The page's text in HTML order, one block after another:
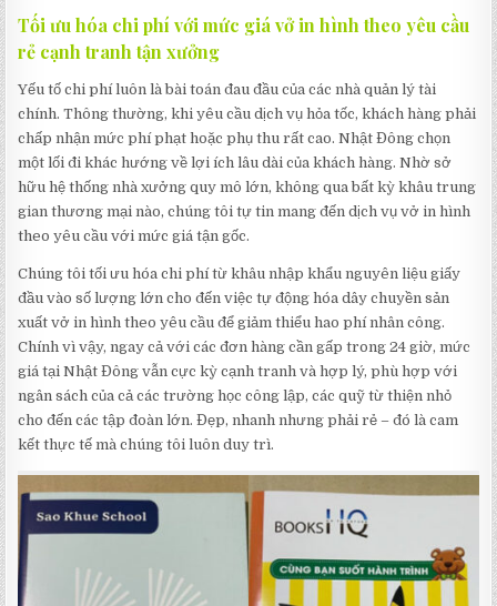
Tối ưu hóa chi phí với mức giá vở in hình theo yêu cầu
rẻ cạnh tranh tận xưởng
Yếu tố chi phí luôn là bài toán đau đầu của các nhà quản lý tài
chính. Thông thường, khi yêu cầu dịch vụ hỏa tốc, khách hàng phải
chấp nhận mức phí phạt hoặc phụ thu rất cao. Nhật Đông chọn
một lối đi khác hướng về lợi ích lâu dài của khách hàng. Nhờ sở
hữu hệ thống nhà xưởng quy mô lớn, không qua bất kỳ khâu trung
gian thương mại nào, chúng tôi tự tin mang đến dịch vụ vở in hình
theo yêu cầu với mức giá tận gốc.
Chúng tôi tối ưu hóa chi phí từ khâu nhập khẩu nguyên liệu giấy
đầu vào số lượng lớn cho đến việc tự động hóa dây chuyền sản
xuất vở in hình theo yêu cầu để giảm thiểu hao phí nhân công.
Chính vì vậy, ngay cả với các đơn hàng cần gấp trong 24 giờ, mức
giá tại Nhật Đông vẫn cực kỳ cạnh tranh và hợp lý, phù hợp với
ngân sách của cả các trường học công lập, các quỹ từ thiện nhỏ
cho đến các tập đoàn lớn. Đẹp, nhanh nhưng phải rẻ – đó là cam
kết thực tế mà chúng tôi luôn duy trì.